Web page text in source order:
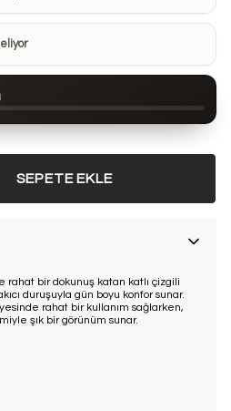
ekledi
görüntülendi
SEPETE EKLE
bir dokunuş katan katlı çizgili
duruşuyla gün boyu konfor sunar.
rahat bir kullanım sağlarken,
şık bir görünüm sunar.